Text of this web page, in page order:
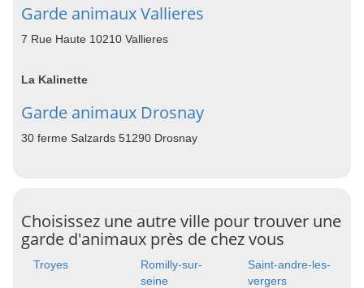
Garde animaux Vallieres
7 Rue Haute 10210 Vallieres
La Kalinette
Garde animaux Drosnay
30 ferme Salzards 51290 Drosnay
Choisissez une autre ville pour trouver une
garde d'animaux près de chez vous
Troyes
Romilly-sur-
seine
Saint-andre-les-
vergers